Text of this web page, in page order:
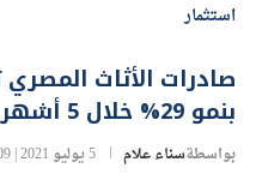
استثمار
بنمو 29% خلال 5 أشهر
بواسطةسناء علام 5 يوليو 2021 | 1:09 م